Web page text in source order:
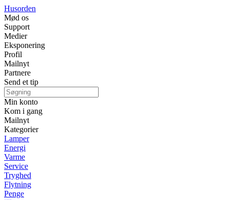
Husorden
Mød os
Support
Medier
Eksponering
Profil
Mailnyt
Partnere
Send et tip
Min konto
Kom i gang
Mailnyt
Kategorier
Lamper
Energi
Varme
Service
Tryghed
Flytning
Penge